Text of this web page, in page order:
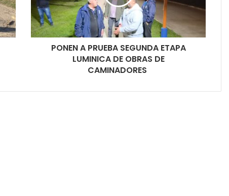
PONEN A PRUEBA SEGUNDA ETAPA
LUMINICA DE OBRAS DE
CAMINADORES